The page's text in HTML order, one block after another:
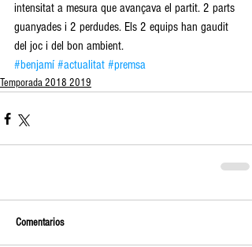
intensitat a mesura que avançava el partit. 2 parts
guanyades i 2 perdudes. Els 2 equips han gaudit
del joc i del bon ambient.
#benjamí #actualitat #premsa
Temporada 2018 2019
Comentarios